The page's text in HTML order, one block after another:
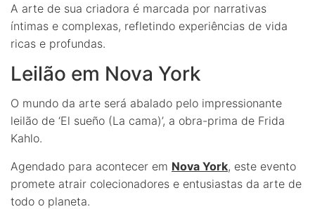
A arte de sua criadora é marcada por narrativas
íntimas e complexas, refletindo experiências de vida
ricas e profundas.
Leilão em Nova York
O mundo da arte será abalado pelo impressionante
leilão de ‘El sueño (La cama)’, a obra-prima de Frida
Kahlo.
Agendado para acontecer em Nova York, este evento
promete atrair colecionadores e entusiastas da arte de
todo o planeta.